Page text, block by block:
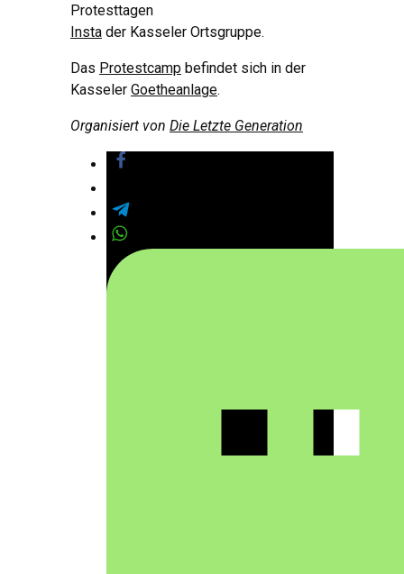
Protesttagen
Insta der Kasseler Ortsgruppe.
Das Protestcamp befindet sich in der
Kasseler Goetheanlage.
Organisiert von Die Letzte Generation